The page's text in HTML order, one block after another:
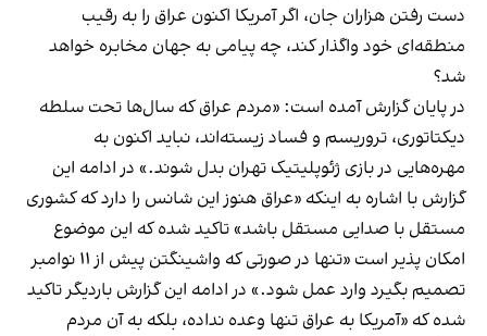
دست رفتن هزاران جان، اگر آمریکا اکنون عراق را به رقیب
منطقه‌ای خود واگذار کند، چه پیامی به جهان مخابره خواهد
شد؟
در پایان گزارش آمده است: «مردم عراق که سال‌ها تحت سلطه
دیکتاتوری، تروریسم و فساد زیسته‌اند، نباید اکنون به
مهره‌هایی در بازی ژئوپلیتیک تهران بدل شوند.» در ادامه این
گزارش با اشاره به اینکه «عراق هنوز این شانس را دارد که کشوری
مستقل با صدایی مستقل باشد» تاکید شده که این موضوع
امکان پذیر است «تنها در صورتی که واشینگتن پیش از ۱۱ نوامبر
تصمیم بگیرد وارد عمل شود.» در ادامه این گزارش باردیگر تاکید
شده که «آمریکا به عراق تنها وعده نداده، بلکه به آن مردم